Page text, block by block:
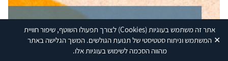
אתר זה משתמש בעוגיות(Cookies) לצורך תפעולו השוטף, שיפור חוויית
המשתמש וניתוח סטטיסטי של תנועת הגולשים. המשך הגלישה באתר
מהווה הסכמה לשימוש בעוגיות אלו.
✕